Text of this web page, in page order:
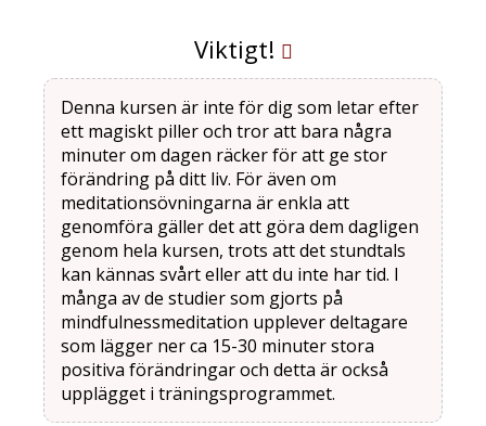
Viktigt!
Denna kursen är inte för dig som letar efter
ett magiskt piller och tror att bara några
minuter om dagen räcker för att ge stor
förändring på ditt liv. För även om
meditationsövningarna är enkla att
genomföra gäller det att göra dem dagligen
genom hela kursen, trots att det stundtals
kan kännas svårt eller att du inte har tid. I
många av de studier som gjorts på
mindfulnessmeditation upplever deltagare
som lägger ner ca 15-30 minuter stora
positiva förändringar och detta är också
upplägget i träningsprogrammet.